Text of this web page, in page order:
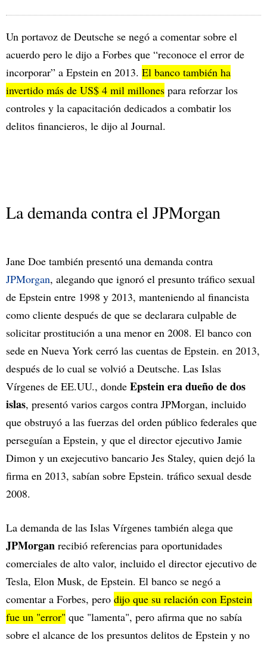
Un portavoz de Deutsche se negó a comentar sobre el
acuerdo pero le dijo a Forbes que “reconoce el error de
incorporar” a Epstein en 2013. El banco también ha
invertido más de US$ 4 mil millones para reforzar los
controles y la capacitación dedicados a combatir los
delitos financieros, le dijo al Journal.
La demanda contra el JPMorgan
Jane Doe también presentó una demanda contra
JPMorgan, alegando que ignoró el presunto tráfico sexual
de Epstein entre 1998 y 2013, manteniendo al financista
como cliente después de que se declarara culpable de
solicitar prostitución a una menor en 2008. El banco con
sede en Nueva York cerró las cuentas de Epstein. en 2013,
después de lo cual se volvió a Deutsche. Las Islas
Vírgenes de EE.UU., donde Epstein era dueño de dos
islas, presentó varios cargos contra JPMorgan, incluido
que obstruyó a las fuerzas del orden público federales que
perseguían a Epstein, y que el director ejecutivo Jamie
Dimon y un exejecutivo bancario Jes Staley, quien dejó la
firma en 2013, sabían sobre Epstein. tráfico sexual desde
2008.
La demanda de las Islas Vírgenes también alega que
JPMorgan recibió referencias para oportunidades
comerciales de alto valor, incluido el director ejecutivo de
Tesla, Elon Musk, de Epstein. El banco se negó a
comentar a Forbes, pero dijo que su relación con Epstein
fue un "error" que "lamenta", pero afirma que no sabía
sobre el alcance de los presuntos delitos de Epstein y no